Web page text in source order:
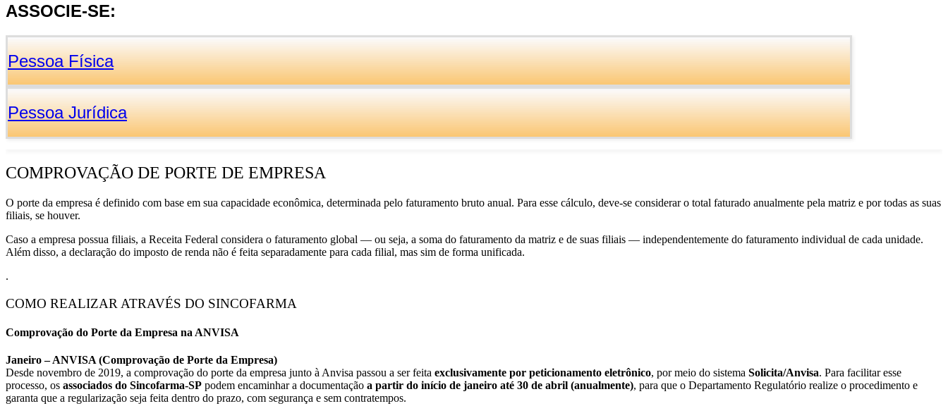
ASSOCIE-SE:
Pessoa Física
Pessoa Jurídica
COMPROVAÇÃO DE PORTE DE EMPRESA
O porte da empresa é definido com base em sua capacidade econômica, determinada pelo faturamento bruto anual. Para esse cálculo, deve-se considerar o total faturado anualmente pela matriz e por todas as suas
filiais, se houver.
Caso a empresa possua filiais, a Receita Federal considera o faturamento global — ou seja, a soma do faturamento da matriz e de suas filiais — independentemente do faturamento individual de cada unidade.
Além disso, a declaração do imposto de renda não é feita separadamente para cada filial, mas sim de forma unificada.
.
COMO REALIZAR ATRAVÉS DO SINCOFARMA
Comprovação do Porte da Empresa na ANVISA
Janeiro – ANVISA (Comprovação de Porte da Empresa)
Desde novembro de 2019, a comprovação do porte da empresa junto à Anvisa passou a ser feita exclusivamente por peticionamento eletrônico, por meio do sistema Solicita/Anvisa. Para facilitar esse
processo, os associados do Sincofarma-SP podem encaminhar a documentação a partir do início de janeiro até 30 de abril (anualmente), para que o Departamento Regulatório realize o procedimento e
garanta que a regularização seja feita dentro do prazo, com segurança e sem contratempos.